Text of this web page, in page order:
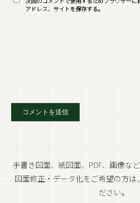
アドレス、サイトを保存する。
手書き図面、紙図面、PDF、画像な
図面修正・データ化をご希望の方は
ださい。